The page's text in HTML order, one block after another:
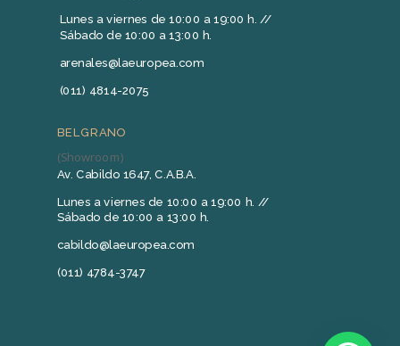
Lunes a viernes de 10:00 a 19:00 h. //
Sábado de 10:00 a 13:00 h.
arenales@laeuropea.com
(011) 4814-2075
BELGRANO
(Showroom)
Av. Cabildo 1647, C.A.B.A.
Lunes a viernes de 10:00 a 19:00 h. //
Sábado de 10:00 a 13:00 h.
cabildo@laeuropea.com
(011) 4784-3747